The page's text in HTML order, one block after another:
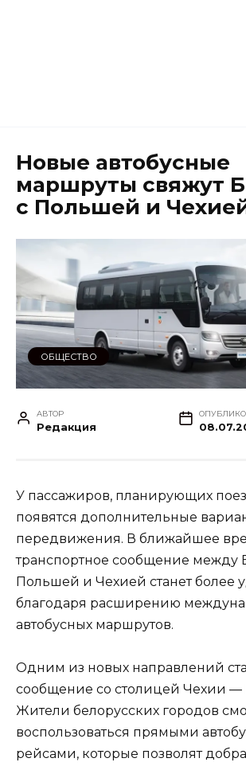
Новые автобусные
маршруты свяжут
с Польшей и
ОБЩЕСТВО
АВТОР
Редакция
У пассажиров, планирующих
появятся дополнительные
передвижения. В ближайшее
транспортное сообщение между
Польшей и Чехией станет более
благодаря расширению
автобусных маршрутов.
Одним из новых направлений
сообщение со столицей Чехии —
Жители белорусских городов
воспользоваться прямыми
рейсами, которые позволят